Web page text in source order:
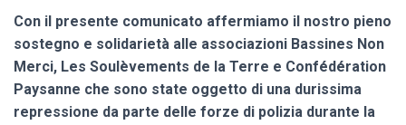
Con il presente comunicato affermiamo il nostro pieno
sostegno e solidarietà alle associazioni Bassines Non
Merci, Les Soulèvements de la Terre e Confédération
Paysanne che sono state oggetto di una durissima
repressione da parte delle forze di polizia durante la